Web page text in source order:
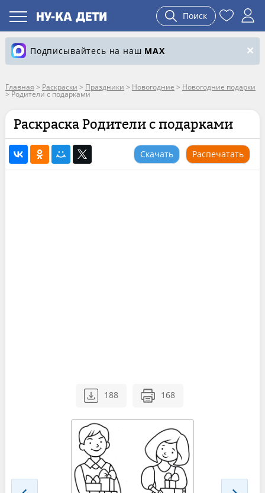
Поиск
Подписывайтесь на наш MAX
Главная > Раскраски > Праздники > Новогодние > Новогодние подарки
>Родители с подарками
Раскраска Родители с подарками
Скачать Распечатать
188 168